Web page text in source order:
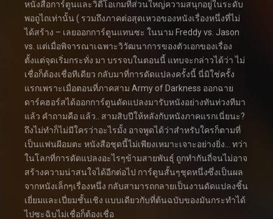
หนังสือการ์ตูนและวิดีโอเกมที่ส่วนใหญ่ความสนุกอยู่ในระดับ
พอถูไถเท่านั้น ( รวมถึงภาคต่อสุดเหวอของหนังเรื่องหนึ่งที่ไม่
ได้สร้าง – เลยออกการ์ตูนแทนซะ ในนาม Freddy vs. Jason
vs. แต่เมื่อพิจารณาเฉพาะวิวัฒนาการของตัวเอกของเรื่อง
ตั้งแต่จุดเริ่มกระทั่ง มา บรรจบในตอนนี้ แทบจะกล่าวได้ว่า ไม่
เชื่อก็ต้องเชื่อทีเดียว กลับมาที่การดัดแปลงครั้งนี้ นี่มิใช่ครั้ง
แรกเพราะเมื่อตอนที่ภาคสาม Army of Darkness ออกฉาย
ดาร์คฮอร์สได้ออกการ์ตูนดัดแปลงมารับหนังอย่างทันท่วงทีมา
แล้ว คำถามคือ แล้ว.. สามสิบปีให้หลังกับหนังภาคแรกเนี่ยนะ?
ถึงไม่ทำก็ไม่มีใครว่าอะไรมั้ง อาจพูดได้ว่าสำหรับใครก็ตามที่
เป็นแฟนผีอมตะ หนังสือชุดนี้ไม่เพียงเหมาะเจาะอย่างยิ่ง… ทว่า
ในโลกที่การดัดแปลงอะไรๆข้ามสายพันธุ์ ถูกทำกันถี่จนไม่อาจ
สร้างความน่าสนใจได้อีกต่อไป การ์ตูนสั้นๆชุดหนึ่งซึ่งเป็นผล
จากหนังเล็กๆเรื่องหนึ่ง กลับสามารถกลายเป็นงานดัดแปลงชิ้น
เยี่ยมและเปี่ยมชั้นเชิง แบบเดียวกับที่ต้นฉบับของมันกระทำได้
ไปซะฉิบไม่เชื่อก็ต้องเชื่อ